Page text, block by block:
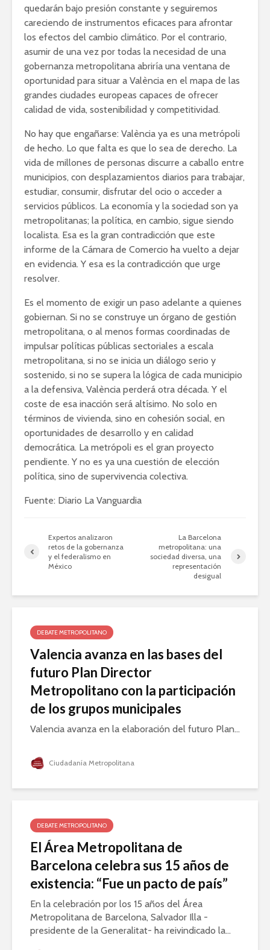
quedarán bajo presión constante y seguiremos
careciendo de instrumentos eficaces para afrontar
los efectos del cambio climático. Por el contrario,
asumir de una vez por todas la necesidad de una
gobernanza metropolitana abriría una ventana de
oportunidad para situar a València en el mapa de las
grandes ciudades europeas capaces de ofrecer
calidad de vida, sostenibilidad y competitividad.
No hay que engañarse: València ya es una metrópoli
de hecho. Lo que falta es que lo sea de derecho. La
vida de millones de personas discurre a caballo entre
municipios, con desplazamientos diarios para trabajar,
estudiar, consumir, disfrutar del ocio o acceder a
servicios públicos. La economía y la sociedad son ya
metropolitanas; la política, en cambio, sigue siendo
localista. Esa es la gran contradicción que este
informe de la Cámara de Comercio ha vuelto a dejar
en evidencia. Y esa es la contradicción que urge
resolver.
Es el momento de exigir un paso adelante a quienes
gobiernan. Si no se construye un órgano de gestión
metropolitana, o al menos formas coordinadas de
impulsar políticas públicas sectoriales a escala
metropolitana, si no se inicia un diálogo serio y
sostenido, si no se supera la lógica de cada municipio
a la defensiva, València perderá otra década. Y el
coste de esa inacción será altísimo. No solo en
términos de vivienda, sino en cohesión social, en
oportunidades de desarrollo y en calidad
democrática. La metrópoli es el gran proyecto
pendiente. Y no es ya una cuestión de elección
política, sino de supervivencia colectiva.
Fuente: Diario La Vanguardia
Expertos analizaron
retos de la gobernanza
y el federalismo en
México
La Barcelona
metropolitana: una
sociedad diversa, una
representación
desigual
DEBATE METROPOLITANO
Valencia avanza en las bases del
futuro Plan Director
Metropolitano con la participación
de los grupos municipales
Valencia avanza en la elaboración del futuro Plan...
Ciudadanía Metropolitana
DEBATE METROPOLITANO
El Área Metropolitana de
Barcelona celebra sus 15 años de
existencia: “Fue un pacto de país”
En la celebración por los 15 años del Área
Metropolitana de Barcelona, Salvador Illa -
presidente de la Generalitat- ha reivindicado la...